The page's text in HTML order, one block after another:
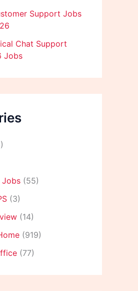
Support Jobs
Chat Support
Jobs
Jobs (55)
(3)
(14)
(919)
(77)